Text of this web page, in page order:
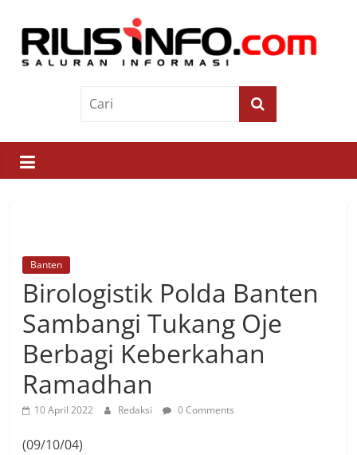
contentRilis
Saluran
Informasi
Banten
Birologistik Polda Banten
Sambangi Tukang Oje
Berbagi Keberkahan
Ramadhan
10 April 2022 Redaksi 0 Comments
(09/10/04)